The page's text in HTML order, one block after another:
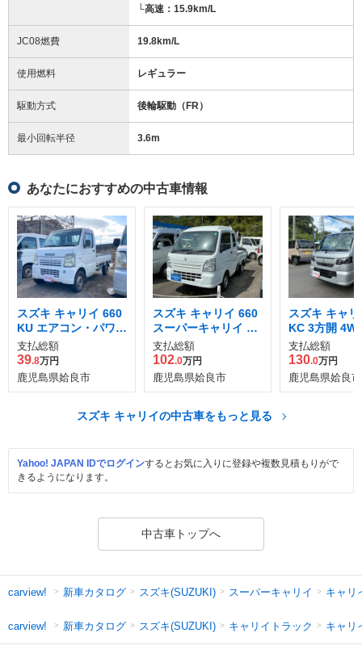
└高速：15.9km/L
JC08燃費 19.8km/L
使用燃料 レギュラー
駆動方式 後輪駆動（FR）
最小回転半径 3.6m
あなたにおすすめの中古車情報
スズキ キャリイ 660
KU エアコン・パワス
テ 3方開 4WD
支払総額
39.8万円
鹿児島県姶良市
スズキ キャリイ 660
スーパーキャリイ L
3方開 4WD
支払総額
102.0万円
鹿児島県姶良市
スズキ キャ
KC 3方開
支払総額
130.0万円
鹿児島県姶良市
スズキ キャリイの中古車をもっと見る
Yahoo! JAPAN IDでログインするとお気に入りに登録や複数見積もりがで
きるようになります。
中古車トップへ
carview! 新車カタログ スズキ(SUZUKI) スーパーキャリイ キャリ
carview! 新車カタログ スズキ(SUZUKI) キャリイトラック キャリ